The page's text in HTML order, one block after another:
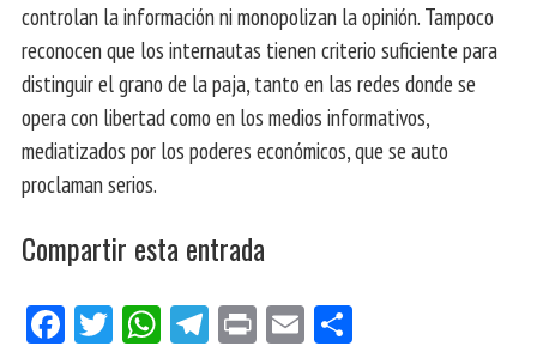
controlan la información ni monopolizan la opinión. Tampoco
reconocen que los internautas tienen criterio suficiente para
distinguir el grano de la paja, tanto en las redes donde se
opera con libertad como en los medios informativos,
mediatizados por los poderes económicos, que se auto
proclaman serios.
Compartir esta entrada
Fa Tw W Te Pri E